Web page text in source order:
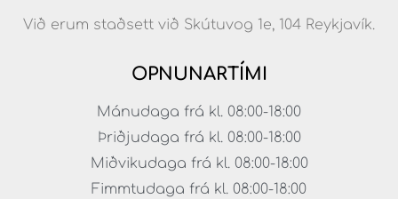
Við erum staðsett við Skútuvog 1e, 104 Reykjavík.
OPNUNARTÍMI
Mánudaga frá kl. 08:00-18:00
Þriðjudaga frá kl. 08:00-18:00
Miðvikudaga frá kl. 08:00-18:00
Fimmtudaga frá kl. 08:00-18:00